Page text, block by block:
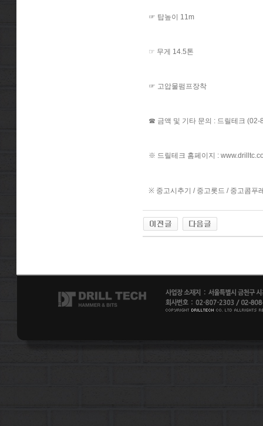
​☞ 탑높이 11m
​☞ 무게 14.5톤
​☞ 고압물펌프장착
☎ 금액 및 기타 문의 : 드릴테크 (02-
※ 드릴테크 홈페이지 :
※ 중고시추기 / 중고롯드 / 중고콤푸